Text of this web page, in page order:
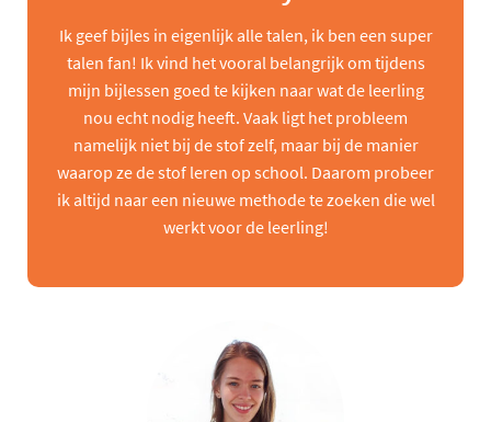
Ik geef bijles in eigenlijk alle talen, ik ben een super
talen fan! Ik vind het vooral belangrijk om tijdens
mijn bijlessen goed te kijken naar wat de leerling
nou echt nodig heeft. Vaak ligt het probleem
namelijk niet bij de stof zelf, maar bij de manier
waarop ze de stof leren op school. Daarom probeer
ik altijd naar een nieuwe methode te zoeken die wel
werkt voor de leerling!